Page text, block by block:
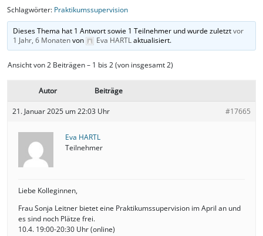
Schlagwörter: Praktikumssupervision
Dieses Thema hat 1 Antwort sowie 1 Teilnehmer und wurde zuletztvor
1 Jahr, 6 Monatenvon Eva HARTLaktualisiert.
Ansicht von 2 Beiträgen – 1 bis 2 (von insgesamt 2)
Autor Beiträge
21. Januar 2025 um 22:03 Uhr #17665
Eva HARTL
Teilnehmer
Liebe Kolleginnen,
Frau Sonja Leitner bietet eine Praktikumssupervision im April an und
es sind noch Plätze frei.
10.4. 19:00-20:30 Uhr (online)